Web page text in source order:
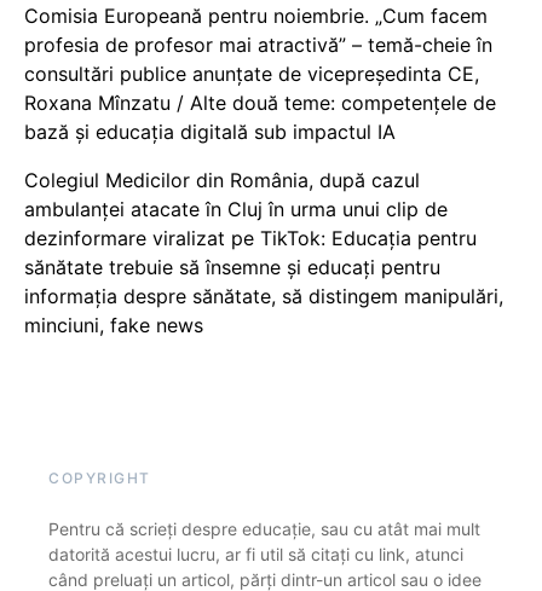
Comisia Europeană pentru noiembrie. „Cum facem
profesia de profesor mai atractivă” – temă-cheie în
consultări publice anunțate de vicepreședinta CE,
Roxana Mînzatu / Alte două teme: competențele de
bază și educația digitală sub impactul IA
Colegiul Medicilor din România, după cazul
ambulanței atacate în Cluj în urma unui clip de
dezinformare viralizat pe TikTok: Educația pentru
sănătate trebuie să însemne și educați pentru
informația despre sănătate, să distingem manipulări,
minciuni, fake news
COPYRIGHT
Pentru că scrieți despre educație, sau cu atât mai mult
datorită acestui lucru, ar fi util să citați cu link, atunci
când preluați un articol, părți dintr-un articol sau o idee